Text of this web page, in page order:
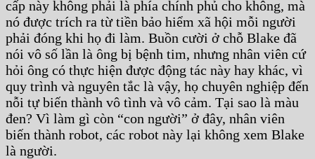
cấp này không phải là phía chính phủ cho không, mà
nó được trích ra từ tiền bảo hiểm xã hội mỗi người
phải đóng khi họ đi làm. Buồn cười ở chỗ Blake đã
nói vô số lần là ông bị bệnh tim, nhưng nhân viên cứ
hỏi ông có thực hiện được động tác này hay khác, vì
quy trình và nguyên tắc là vậy, họ chuyên nghiệp đến
nỗi tự biến thành vô tình và vô cảm. Tại sao là màu
đen? Vì làm gì còn “con người” ở đây, nhân viên
biến thành robot, các robot này lại không xem Blake
là người.